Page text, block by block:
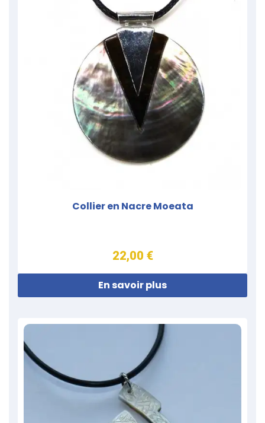
Collier en Nacre Moeata
22,00 €
En savoir plus